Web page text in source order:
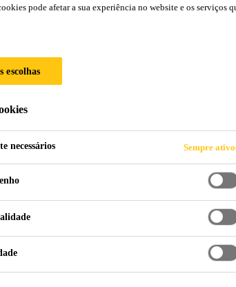
pode afetar a sua experiência no website e os serviços
escolhas
necessários Sempre